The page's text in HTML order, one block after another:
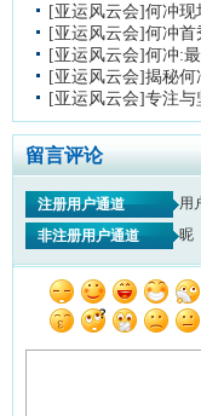
[亚运风云会]何冲现
[亚运风云会]何冲
[亚运风云会]何冲:
[亚运风云会]揭秘
[亚运风云会]专注
留言评论
注册用户通道 用
非注册用户通道
昵